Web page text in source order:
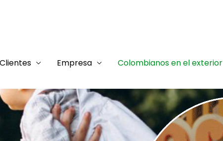
Clientes Empresa Colombianos en el exterior